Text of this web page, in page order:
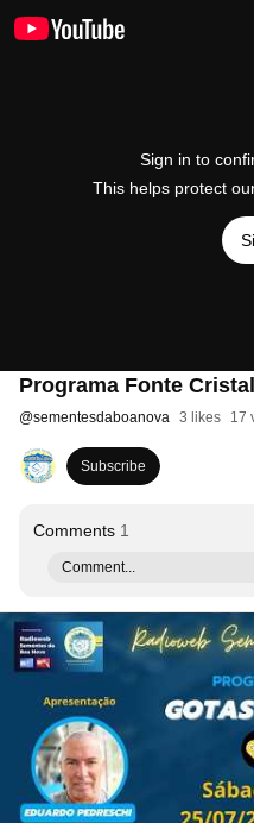
Sign in to
This helps protect
Programa Fonte
@sementesdaboanova 3 likes 17
Subscribe
Comments 1
Comment...